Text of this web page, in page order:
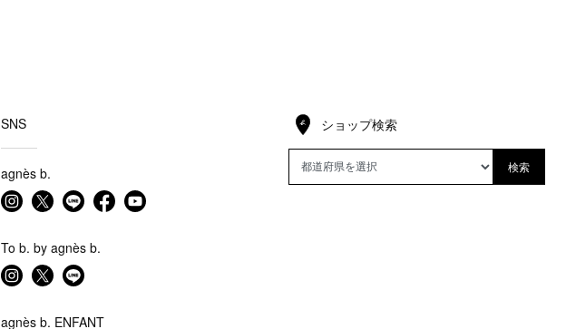
SNS
agnès b.
To b. by agnès b.
agnès b. ENFANT
ショップ検索
検索